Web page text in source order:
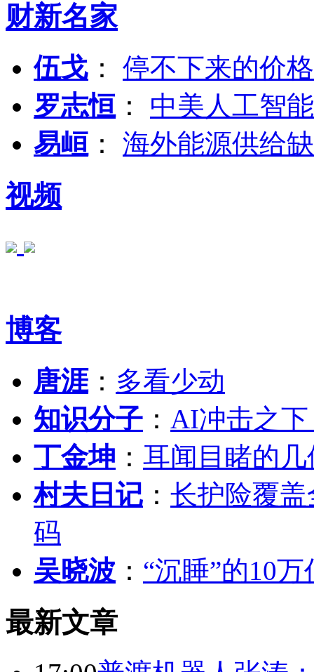
财新名家
伍戈 ： 停不下来的价
罗志恒 ： 中美人工智
易峘 ： 海外能源供给
视频
博客
唐涯： 多看少动
知识分子 ： AI冲击之
丁金坤 ： 耳闻目睹的
村夫日记 ： 长护险覆
码
吴晓波 ： “沉睡”的10
最新文章